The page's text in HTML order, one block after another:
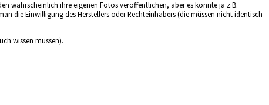
wahrscheinlich ihre eigenen Fotos veröffentlichen, aber es könnte ja z.B.
die Einwilligung des Herstellers oder Rechteinhabers (die müssen nicht identisch
wissen müssen).